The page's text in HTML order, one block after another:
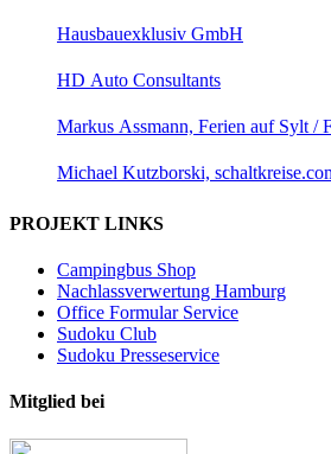
Hausbauexklusiv GmbH
HD Auto Consultants
Markus Assmann, Ferien auf Sylt /
Michael Kutzborski,
PROJEKT LINKS
Campingbus Shop
Nachlassverwertung Hamburg
Office Formular Service
Sudoku Club
Sudoku Presseservice
Mitglied bei